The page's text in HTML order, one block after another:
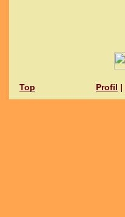
Top Profil |